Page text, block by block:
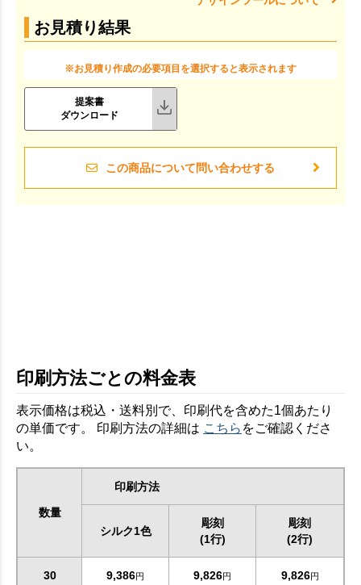
お見積り結果
※お見積り作成の必要項目を選択すると表示されます
提案書
ダウンロード
この商品について問い合わせする
印刷方法ごとの料金表
表示価格は税込・送料別で、印刷代を含めた1個あたり
の単価です。 印刷方法の詳細は こちら をご確認くださ
い。
数量
印刷方法
シルク1色
彫刻
(1行)
彫刻
(2行)
30 9,386円 9,826円 9,826円